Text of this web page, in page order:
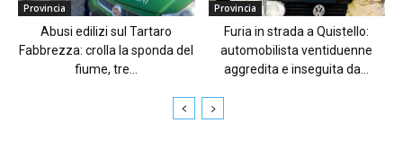
Provincia
Abusi edilizi sul Tartaro
Fabbrezza: crolla la sponda del
fiume, tre...
Provincia
Furia in strada a Quistello:
automobilista ventiduenne
aggredita e inseguita da...